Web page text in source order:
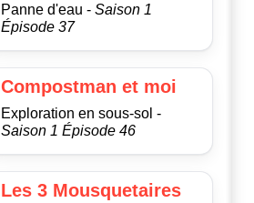
Panne d'eau - Saison 1
Épisode 37
Compostman et moi
Exploration en sous-sol -
Saison 1 Épisode 46
Les 3 Mousquetaires